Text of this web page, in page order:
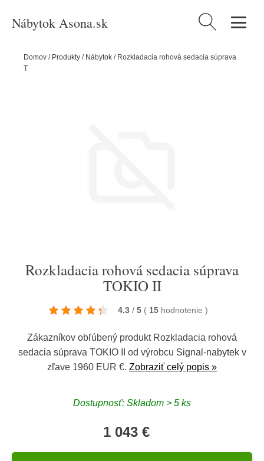
Nábytok Asona.sk Hľadať:
Domov / Produkty / Nábytok / Rozkladacia rohová sedacia súprava
TOKIO II
Rozkladacia rohová sedacia súprava
TOKIO II
4.3 / 5 ( 15 hodnotenie )
Zákazníkov obľúbený produkt Rozkladacia rohová
sedacia súprava TOKIO II od výrobcu Signal-nabytekv
zľave 1960 EUR €. Zobraziť celý popis »
Dostupnosť: Skladom > 5 ks
1 043 €